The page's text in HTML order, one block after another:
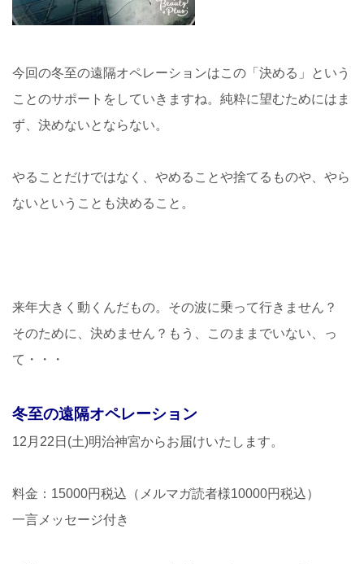
今回の冬至の遠隔オペレーションはこの「決める」という
ことのサポートをしていきますね。純粋に望むためにはま
ず、決めないとならない。
やることだけではなく、やめることや捨てるものや、やら
ないということも決めること。
来年大きく動くんだもの。その波に乗って行きません？
そのために、決めません？もう、このままでいない、っ
て・・・
冬至の遠隔オペレーション
12月22日(土)明治神宮からお届けいたします。
料金：15000円税込（メルマガ読者様10000円税込）
一言メッセージ付き